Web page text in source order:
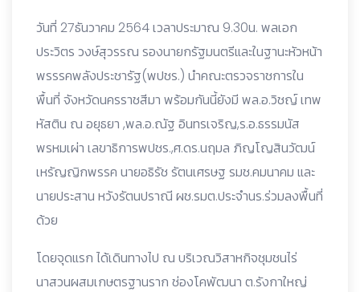
วันที่ 27ธันวาคม 2564 เวลาประมาณ 9.30น. พลเอก
ประวิตร วงษ์สุวรรณ รองนายกรัฐมนตรีและในฐานะหัวหน้า
พรรรคพลังประชารัฐ(พปชร.) นำคณะตรวจราชการใน
พื้นที่ จังหวัดนครราชสีมา พร้อมกันนี้ยังมี พล.อ.วิชญ์ เทพ
หัสติน ณ อยุธยา ,พล.อ.ณัฐ อินทรเจริญ,ร.อ.ธรรมนัส
พรหมเผ่า เลขาธิการพปชร.,ศ.ดร.นฤมล ภิญโญสินวัฒน์
เหรัญญิกพรรค นายอธิรัช รัตนเศรษฐ รมช.คมนาคม และ
นายประสาน หวังรัตนปราณี ผช.รมต.ประจำนร.ร่วมลงพื้นที่
ด้วย
โดยจุดแรก ได้เดินทางไป ณ บริเวณวิสาหกิจชุมชนไร่
นาสวนผสมเกษตรฐานราก ช่องโคพัฒนา ต.รังกาใหญ่